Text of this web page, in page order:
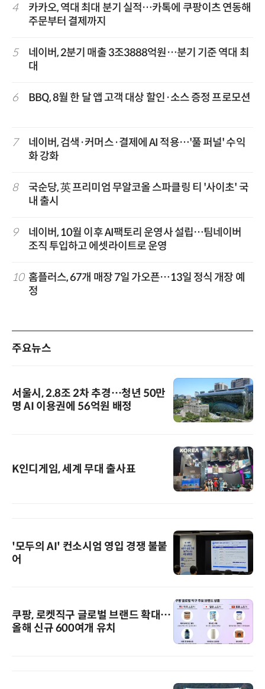
4
카카오, 역대 최대 분기 실적…카톡에 쿠팡이츠 연동해
주문부터 결제까지
5
네이버, 2분기 매출 3조3888억원…분기 기준 역대 최
대
6 BBQ, 8월 한 달 앱 고객 대상 할인·소스 증정 프로모션
7
네이버, 검색·커머스·결제에 AI 적용…'풀 퍼널' 수익
화 강화
8
국순당, 英 프리미엄 무알코올 스파클링 티 '사이초' 국
내 출시
9
네이버, 10월 이후 AI팩토리 운영사 설립…팀네이버
조직 투입하고 에셋라이트로 운영
10 홈플러스, 67개 매장 7일 가오픈…13일 정식 개장 예
정
주요뉴스
서울시, 2.8조 2차 추경…청년 50만
명 AI 이용권에 56억원 배정
K인디게임, 세계 무대 출사표
'모두의 AI' 컨소시엄 영입 경쟁 불붙
어
쿠팡, 로켓직구 글로벌 브랜드 확대…
올해 신규 600여개 유치